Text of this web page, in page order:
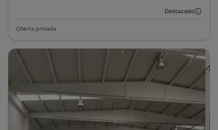
Destacado
Oferta privada